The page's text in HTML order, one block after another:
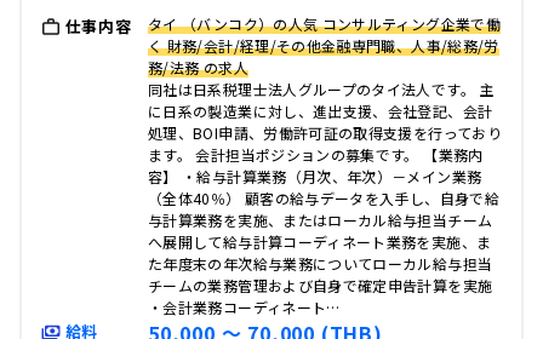
仕事内容
タイ （バンコク）の人気 コンサルティング企業で働
く 財務/会計/経理/その他金融専門職、人事/総務/労
務/法務 の求人
同社は日系税理士法人グループのタイ法人です。 主
に日系の製造業に対し、進出支援、会社登記、会計
処理、BOI申請、労働許可証の取得支援を行っており
ます。 会計担当ポジションの募集です。 【業務内
容】 ・給与計算業務（月次、年次）－メイン業務
（全体40％） 顧客の給与データを入手し、自身で給
与計算業務を実施、またはローカル給与担当チーム
へ展開して給与計算コーディネート業務を実施、ま
た年度末の年次給与業務についてローカル給与担当
チームの業務管理および自身で確定申告計算を実施
・会計業務コーディネート…
給料 50,000 〜 70,000 (THB)